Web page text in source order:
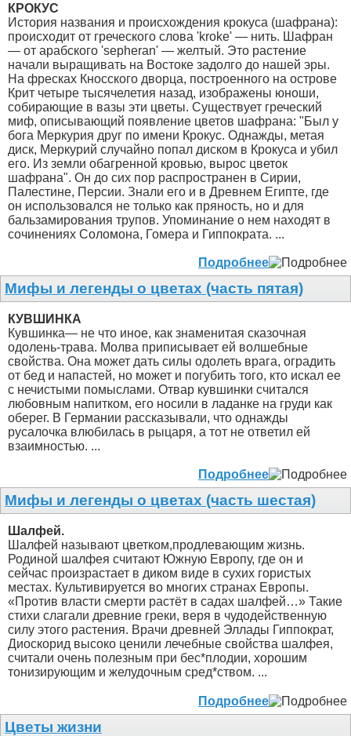
КРОКУС
История названия и происхождения крокуса (шафрана):
происходит от греческого слова 'kroke' — нить. Шафран
— от арабского 'sepheran' — желтый. Это растение
начали выращивать на Востоке задолго до нашей эры.
На фресках Кносского дворца, построенного на острове
Крит четыре тысячелетия назад, изображены юноши,
собирающие в вазы эти цветы. Существует греческий
миф, описывающий появление цветов шафрана: "Был у
бога Меркурия друг по имени Крокус. Однажды, метая
диск, Меркурий случайно попал диском в Крокуса и убил
его. Из земли обагренной кровью, вырос цветок
шафрана". Он до сих пор распространен в Сирии,
Палестине, Персии. Знали его и в Древнем Египте, где
он использовался не только как пряность, но и для
бальзамирования трупов. Упоминание о нем находят в
сочинениях Соломона, Гомера и Гиппократа. ...
Подробнее
Мифы и легенды о цветах (часть пятая)
КУВШИНКА
Кувшинка— не что иное, как знаменитая сказочная
одолень-трава. Молва приписывает ей волшебные
свойства. Она может дать силы одолеть врага, оградить
от бед и напастей, но может и погубить того, кто искал ее
с нечистыми помыслами. Отвар кувшинки считался
любовным напитком, его носили в ладанке на груди как
оберег. В Германии рассказывали, что однажды
русалочка влюбилась в рыцаря, а тот не ответил ей
взаимностью. ...
Подробнее
Мифы и легенды о цветах (часть шестая)
Шалфей.
Шалфей называют цветком,продлевающим жизнь.
Родиной шалфея считают Южную Европу, где он и
сейчас произрастает в диком виде в сухих гористых
местах. Культивируется во многих странах Европы.
«Против власти смерти растёт в садах шалфей…» Такие
стихи слагали древние греки, веря в чудодейственную
силу этого растения. Врачи древней Эллады Гиппократ,
Диоскорид высоко ценили лечебные свойства шалфея,
считали очень полезным при бес*плодии, хорошим
тонизирующим и желудочным сред*ством. ...
Подробнее
Цветы жизни